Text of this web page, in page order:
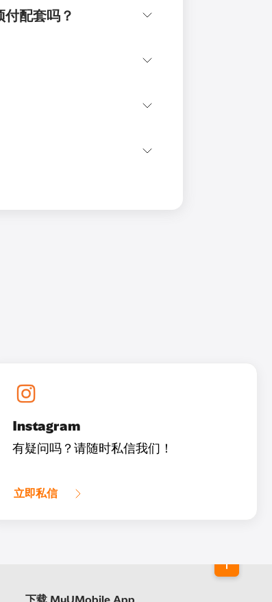
配套吗？
Instagram
有疑问吗？请随时私信我们！
立即私信